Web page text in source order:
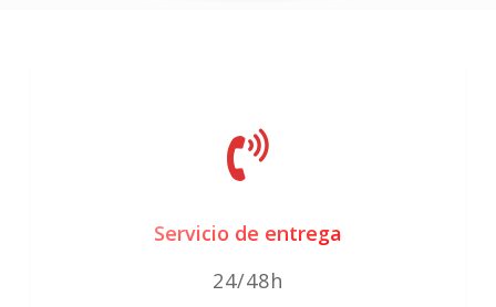
Servicio de entrega
24/48h